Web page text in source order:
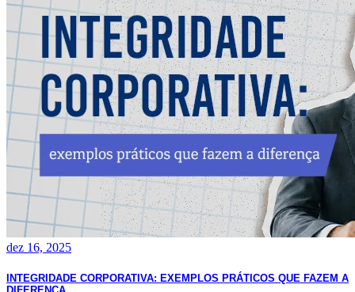
dez 16, 2025
INTEGRIDADE CORPORATIVA: EXEMPLOS PRÁTICOS QUE FAZEM A